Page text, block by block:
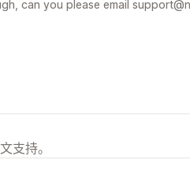
can you please email
支持。